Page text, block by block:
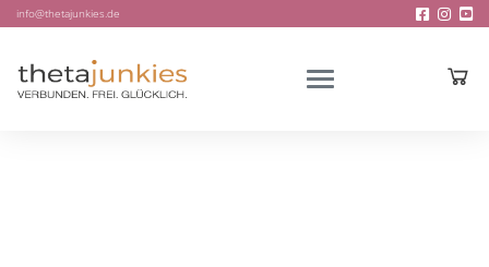
info@thetajunkies.de